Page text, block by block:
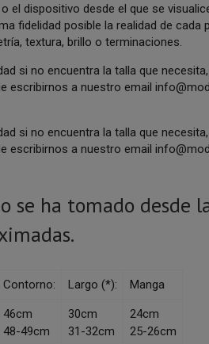
el dispositivo desde el que se
fidelidad posible la realidad de
textura, brillo o terminaciones.
si no encuentra la talla que
escribirnos a nuestro email
si no encuentra la talla que
escribirnos a nuestro email
se ha tomado desde
Contorno: Largo (*): Manga
46cm
48-49cm
30cm
31-32cm
24cm
25-26cm